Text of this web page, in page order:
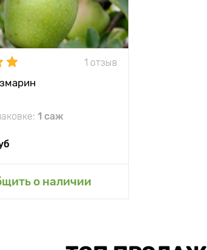
1 отзыв
1 саж
о наличии
в мой сад